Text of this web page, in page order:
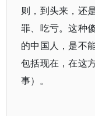
则，到头来，还
罪、吃亏。这种
的中国人，是不
包括现在，在这
事）。